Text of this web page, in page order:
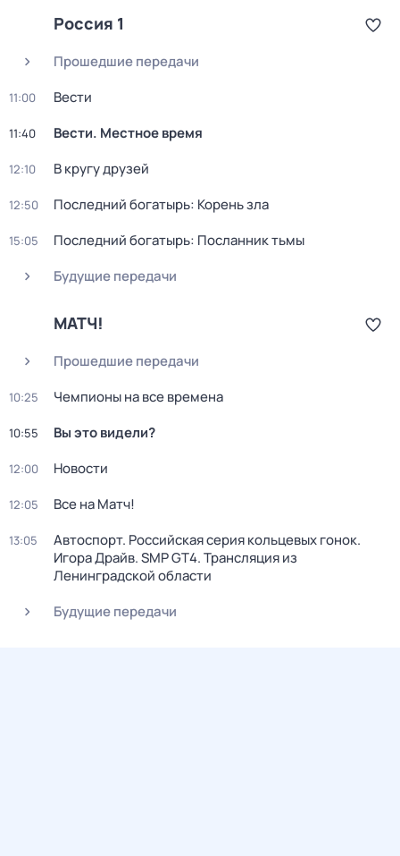
Россия 1
Прошедшие передачи
11:00 Вести
11:40 Вести. Местное время
12:10 В кругу друзей
12:50 Последний богатырь: Корень зла
15:05
Последний богатырь: Посланник тьмы
Будущие передачи
МАТЧ!
Прошедшие передачи
10:25 Чемпионы на все времена
10:55 Вы это видели?
12:00 Новости
12:05 Все на Матч!
13:05
Автоспорт. Российская серия кольцевых гонок.
Игора Драйв. SMP GT4. Трансляция из
Ленинградской области
Будущие передачи